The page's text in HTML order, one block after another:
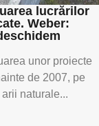
lucrărilor
Weber:
unor proiecte
de 2007, pe
naturale...